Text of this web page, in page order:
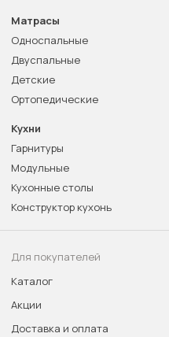
Матрасы
Односпальные
Двуспальные
Детские
Ортопедические
Кухни
Гарнитуры
Модульные
Кухонные столы
Конструктор кухонь
Для покупателей
Каталог
Акции
Доставка и оплата